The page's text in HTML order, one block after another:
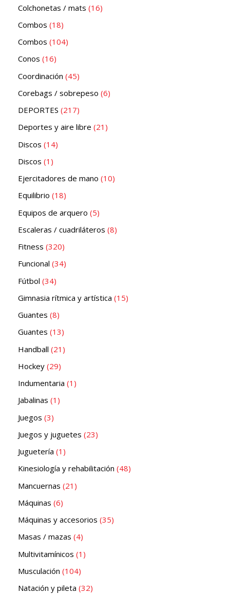
Colchonetas / mats 16
Combos 18
Combos 104
Conos 16
Coordinación 45
Corebags / sobrepeso 6
DEPORTES 217
Deportes y aire libre 21
Discos 14
Discos 1
Ejercitadores de mano 10
Equilibrio 18
Equipos de arquero 5
Escaleras / cuadriláteros 8
Fitness 320
Funcional 34
Fútbol 34
Gimnasia rítmica y artística 15
Guantes 8
Guantes 13
Handball 21
Hockey 29
Indumentaria 1
Jabalinas 1
Juegos 3
Juegos y juguetes 23
Juguetería 1
Kinesiología y rehabilitación 48
Mancuernas 21
Máquinas 6
Máquinas y accesorios 35
Masas / mazas 4
Multivitamínicos 1
Musculación 104
Natación y pileta 32